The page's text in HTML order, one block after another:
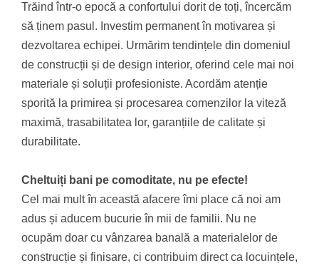
Trăind într-o epocă a confortului dorit de toți, încercăm
să ținem pasul. Investim permanent în motivarea și
dezvoltarea echipei. Urmărim tendințele din domeniul
de construcții și de design interior, oferind cele mai noi
materiale și soluții profesioniste. Acordăm atenție
sporită la primirea și procesarea comenzilor la viteză
maximă, trasabilitatea lor, garanțiile de calitate și
durabilitate.
Cheltuiți bani pe comoditate, nu pe efecte!
Cel mai mult în această afacere îmi place că noi am
adus și aducem bucurie în mii de familii. Nu ne
ocupăm doar cu vânzarea banală a materialelor de
construcție și finisare, ci contribuim direct ca locuințele,